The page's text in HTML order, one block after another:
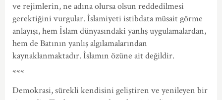
ve rejimlerin, ne adına olursa olsun reddedilmesi
gerektiğini vurgular. İslamiyeti istibdata müsait görme
anlayışı, hem İslam dünyasındaki yanlış uygulamalardan,
hem de Batının yanlış algılamalarından
kaynaklanmaktadır. İslamın özüne ait değildir.
***
Demokrasi, sürekli kendisini geliştiren ve yenileyen bir